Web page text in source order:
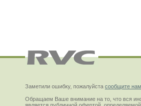
Заметили ошибку, пожалуйста сообщите нам
Обращаем Ваше внимание на то, что вся